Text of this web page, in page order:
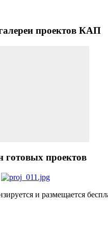
проектов КАП
готовых проектов
и размещается